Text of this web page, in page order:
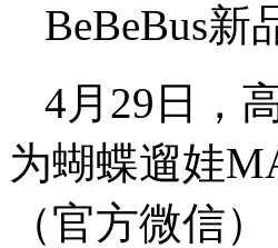
BeBeBus
4月29日，
为蝴蝶遛娃
（官方微信）